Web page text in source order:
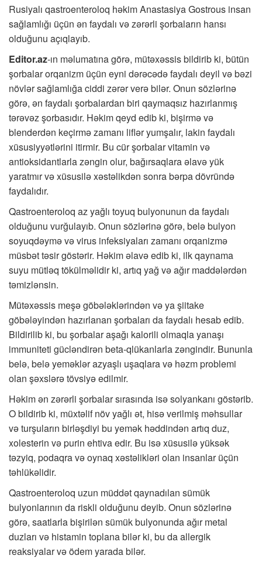
Rusiyalı qastroenteroloq həkim Anastasiya Gostrous insan
sağlamlığı üçün ən faydalı və zərərli şorbaların hansı
olduğunu açıqlayıb.
Editor.az-ın məlumatına görə, mütəxəssis bildirib ki, bütün
şorbalar orqanizm üçün eyni dərəcədə faydalı deyil və bəzi
növlər sağlamlığa ciddi zərər verə bilər. Onun sözlərinə
görə, ən faydalı şorbalardan biri qaymaqsız hazırlanmış
tərəvəz şorbasıdır. Həkim qeyd edib ki, bişirmə və
blenderdən keçirmə zamanı liflər yumşalır, lakin faydalı
xüsusiyyətlərini itirmir. Bu cür şorbalar vitamin və
antioksidantlarla zəngin olur, bağırsaqlara əlavə yük
yaratmır və xüsusilə xəstəlikdən sonra bərpa dövründə
faydalıdır.
Qastroenteroloq az yağlı toyuq bulyonunun da faydalı
olduğunu vurğulayıb. Onun sözlərinə görə, belə bulyon
soyuqdəymə və virus infeksiyaları zamanı orqanizmə
müsbət təsir göstərir. Həkim əlavə edib ki, ilk qaynama
suyu mütləq tökülməlidir ki, artıq yağ və ağır maddələrdən
təmizlənsin.
Mütəxəssis meşə göbələklərindən və ya şiitake
göbələyindən hazırlanan şorbaları da faydalı hesab edib.
Bildirilib ki, bu şorbalar aşağı kalorili olmaqla yanaşı
immuniteti gücləndirən beta-qlükanlarla zəngindir. Bununla
belə, belə yeməklər azyaşlı uşaqlara və həzm problemi
olan şəxslərə tövsiyə edilmir.
Həkim ən zərərli şorbalar sırasında isə solyankanı göstərib.
O bildirib ki, müxtəlif növ yağlı ət, hisə verilmiş məhsullar
və turşuların birləşdiyi bu yemək həddindən artıq duz,
xolesterin və purin ehtiva edir. Bu isə xüsusilə yüksək
təzyiq, podaqra və oynaq xəstəlikləri olan insanlar üçün
təhlükəlidir.
Qastroenteroloq uzun müddət qaynadılan sümük
bulyonlarının da riskli olduğunu deyib. Onun sözlərinə
görə, saatlarla bişirilən sümük bulyonunda ağır metal
duzları və histamin toplana bilər ki, bu da allergik
reaksiyalar və ödem yarada bilər.